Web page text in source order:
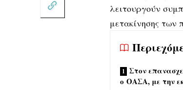
λειτουργούν
μετακίνησης των
Στον
ο ΟΑΣΑ, με την